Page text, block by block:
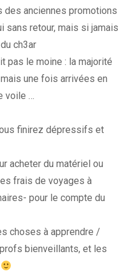
des anciennes promotions
sans retour, mais si jamais
ch3ar
pas le moine : la majorité
une fois arrivées en
voile …
finirez dépressifs et
acheter du matériel ou
frais de voyages à
pour le compte du
choses à apprendre /
bienveillants, et les